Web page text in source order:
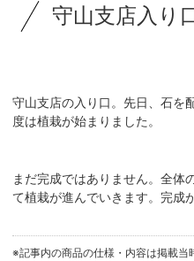
守山支店入り
守山支店の入り口。先日、石を
度は植栽が始まりました。
まだ完成ではありません。全体
て植栽が進んでいきます。完成
※記事内の商品の仕様・内容は掲載当